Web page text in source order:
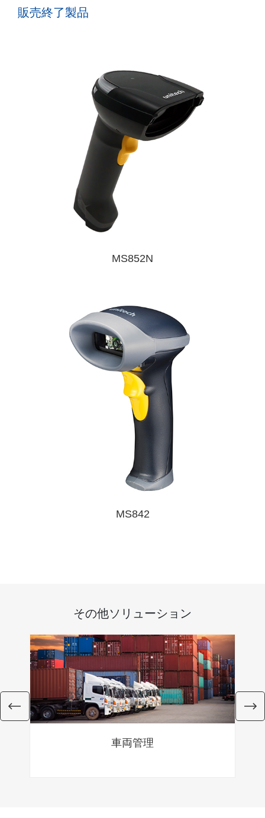
販売終了製品
MS852N
MS842
その他ソリューション
車両管理